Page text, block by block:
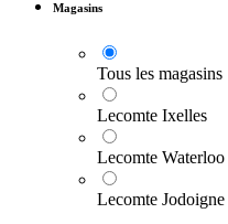
Magasins
Tous les magasins
Lecomte Ixelles
Lecomte Waterloo
Lecomte Jodoigne